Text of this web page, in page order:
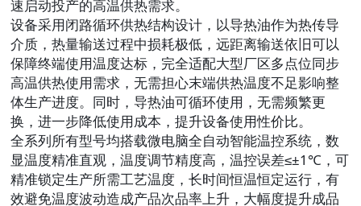
速启动投产的高温供热需求。
设备采用闭路循环供热结构设计，以导热油作为热传导
介质，热量输送过程中损耗极低，远距离输送依旧可以
保障终端使用温度达标，完全适配大型厂区多点位同步
高温供热使用需求，无需担心末端供热温度不足影响整
体生产进度。同时，导热油可循环使用，无需频繁更
换，进一步降低使用成本，提升设备使用性价比。
全系列所有型号均搭载微电脑全自动智能温控系统，数
显温度精准直观，温度调节精度高，温控误差≤±1℃，可
精准锁定生产所需工艺温度，长时间恒温恒定运行，有
效避免温度波动造成产品次品率上升，大幅度提升成品